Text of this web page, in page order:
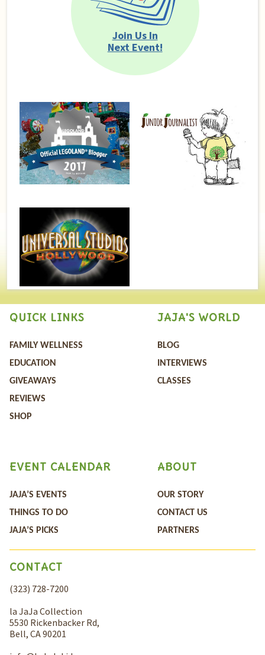
Join Us In
Next Event!
QUICK LINKS
FAMILY WELLNESS
EDUCATION
GIVEAWAYS
REVIEWS
SHOP
JAJA'S WORLD
BLOG
INTERVIEWS
CLASSES
ABOUT
OUR STORY
CONTACT US
PARTNERS
EVENT CALENDAR
JAJA’S EVENTS
THINGS TO DO
JAJA’S PICKS
CONTACT
(323) 728-7200
la JaJa Collection
5530 Rickenbacker Rd,
Bell, CA 90201